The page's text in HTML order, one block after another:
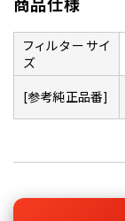
商品仕様
フィルターサイ
ズ
[参考純正品番]